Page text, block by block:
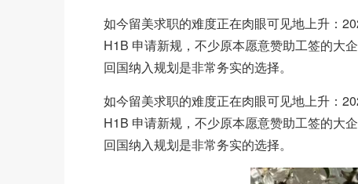
如今留美求职的难度正在肉眼可见地上升：
H1B 申请新规，不少原本愿意赞助工签的大
回国纳入规划是非常务实的选择。
如今留美求职的难度正在肉眼可见地上升：
H1B 申请新规，不少原本愿意赞助工签的大
回国纳入规划是非常务实的选择。